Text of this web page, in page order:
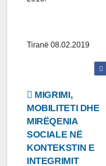
Tiranë 08.02.2019
Lëvizje
te
postimet
MIGRIMI,
MOBILITETI DHE
MIRËQENIA
SOCIALE NË
KONTEKSTIN E
INTEGRIMIT